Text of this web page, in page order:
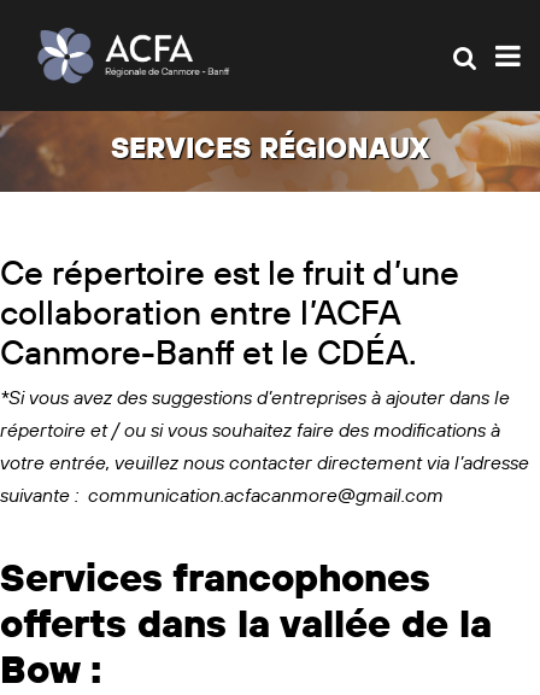
SERVICES RÉGIONAUX
Ce répertoire est le fruit d’une
collaboration entre l’ACFA
Canmore-Banff et le CDÉA.
*Si vous avez des suggestions d’entreprises à ajouter dans le
répertoire et / ou si vous souhaitez faire des modifications à
votre entrée, veuillez nous contacter directement via l’adresse
suivante : communication.acfacanmore@gmail.com
Services francophones
offerts dans la vallée de la
Bow :